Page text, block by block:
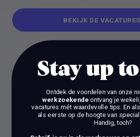
BEKIJK DE VACATURES
Stay up
Ontdek de voordelen van onze
werkzoekendeontvang je
vacatures mét waardevolle tips. En als
als eerste op de hoogte van
Handig, toch?